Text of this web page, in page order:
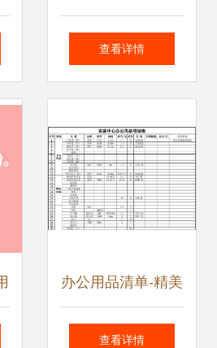
货一站式采购指南
查看详情
办公用品清单-精美
版 高效工作的必备
查看详情